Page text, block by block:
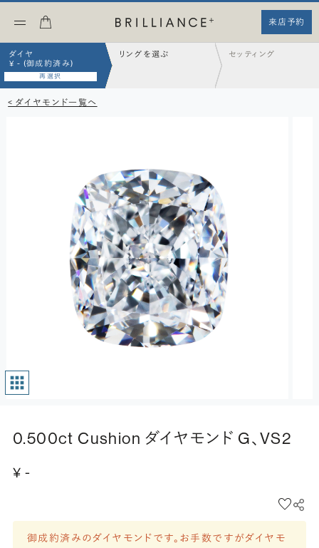
来店予約
ダイヤ
¥ - (御成約済み)
再選択
リングを選ぶ セッティング
< ダイヤモンド一覧へ
0.500ct Cushion ダイヤモンド G、VS2
¥ -
御成約済みのダイヤモンドです。お手数ですがダイヤモ